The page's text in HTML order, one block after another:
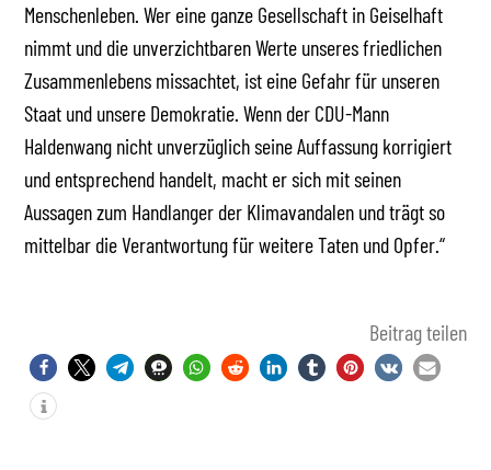
Menschenleben. Wer eine ganze Gesellschaft in Geiselhaft
nimmt und die unverzichtbaren Werte unseres friedlichen
Zusammenlebens missachtet, ist eine Gefahr für unseren
Staat und unsere Demokratie. Wenn der CDU-Mann
Haldenwang nicht unverzüglich seine Auffassung korrigiert
und entsprechend handelt, macht er sich mit seinen
Aussagen zum Handlanger der Klimavandalen und trägt so
mittelbar die Verantwortung für weitere Taten und Opfer.“
Beitrag teilen